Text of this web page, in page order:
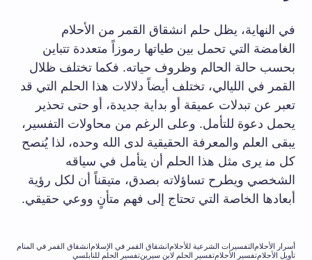
في النهاية، يظل حلم انشقاق القمر‍ من الأحلام
الغامضة ⁣التي تحمل بين ‌طياتها رموزاً ⁤متعددة تتباين
‌بحسب حالة الحالم وظروف حياته.⁣ فكما تختلف ظلال
القمر في​ الليالي، تختلف أيضاً دلالات هذا الحلم التي قد
تعبر عن تبدلات عميقة أو بداية جديدة، ⁣أو ⁢حتى تحذير
يحمل⁣ دعوة للتأمل.⁢ وعلى الرغم ⁤من محاولات ​التفسير،
يبقى العلم والمعرفة الحقيقية لدى الله وحده، لذا يُنصح
كل ⁣من‍ يرى مثل​ هذا الحلم أن يتأمل في سياقه
الشخصي ويطرح تساؤلاته بصدق، متيقناً أن لكل رؤية
أبعادها ⁢الخاصة ⁢التي ​تحتاج ⁤إلى فهم متأنٍ ووعي حقيقي.
أسرار الأحلامالتفسيرات الشرعية للأحلامانشقاق القمر في الإسلامانشقاق القمر في المنام
تأويل الأحلامتفسير الأحلامتفسير الحلم لابن سيرينتفسير الحلم للنابلسي